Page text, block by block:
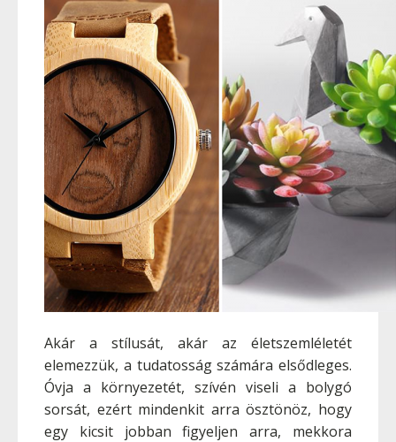
Akár a stílusát, akár az életszemléletét
elemezzük, a tudatosság számára elsődleges.
Óvja a környezetét, szívén viseli a bolygó
sorsát, ezért mindenkit arra ösztönöz, hogy
egy kicsit jobban figyeljen arra, mekkora